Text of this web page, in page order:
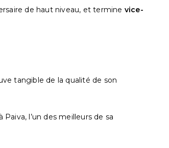
de haut niveau, et termine vice-
tangible de la qualité de son
l’un des meilleurs de sa